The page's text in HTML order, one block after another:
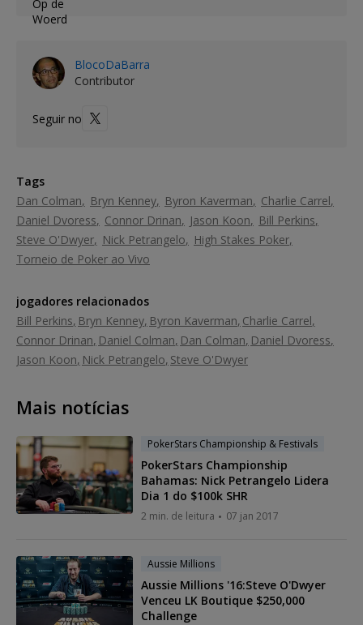
BlocoDaBarra
Contributor
Seguir no
Tags
Dan Colman
Bryn Kenney Byron Kaverman
Charlie Carrel
Daniel Dvoress
Connor Drinan Jason Koon
Bill Perkins
Steve O'Dwyer
Nick Petrangelo
High Stakes Poker
Torneio de Poker ao Vivo
jogadores relacionados
Bill Perkins Bryn Kenney Byron Kaverman Charlie Carrel
Connor Drinan Daniel Colman Dan Colman Daniel Dvoress
Jason Koon Nick Petrangelo Steve O'Dwyer
Mais notícias
PokerStars Championship & Festivals
PokerStars Championship
Bahamas: Nick Petrangelo Lidera
Dia 1 do $100k SHR
2 min. de leitura 07 jan 2017
Aussie Millions
Aussie Millions '16:Steve O'Dwyer
Venceu LK Boutique $250,000
Challenge